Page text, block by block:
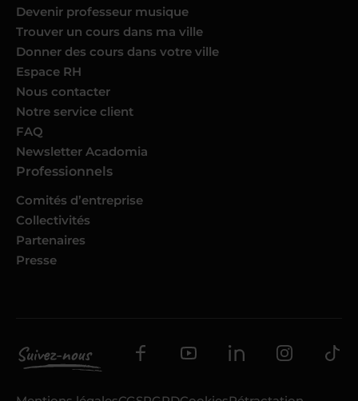
Devenir professeur musique
Trouver un cours dans ma ville
Donner des cours dans votre ville
Espace RH
Nous contacter
Notre service client
FAQ
Newsletter Acadomia
Professionnels
Comités d’entreprise
Collectivités
Partenaires
Presse